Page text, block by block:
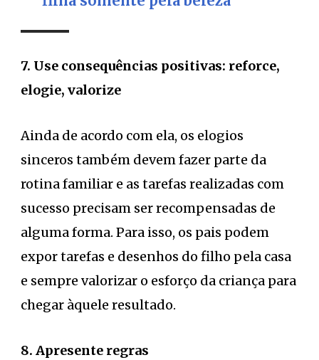
7. Use consequências positivas: reforce,
elogie, valorize
Ainda de acordo com ela, os elogios
sinceros também devem fazer parte da
rotina familiar e as tarefas realizadas com
sucesso precisam ser recompensadas de
alguma forma. Para isso, os pais podem
expor tarefas e desenhos do filho pela casa
e sempre valorizar o esforço da criança para
chegar àquele resultado.
8. Apresente regras